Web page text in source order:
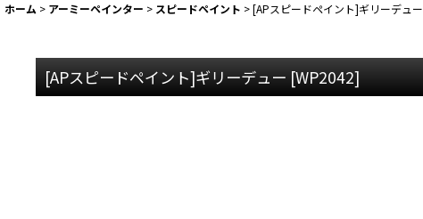
ホーム > アーミーペインター > スピードペイント >[APスピードペイント]ギリーデュー
[APスピードペイント]ギリーデュー [WP2042]